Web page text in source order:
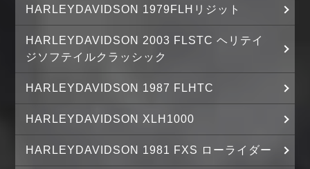
HARLEYDAVIDSON 1979FLHリジット
HARLEYDAVIDSON 2003 FLSTC ヘリテイ
ジソフテイルクラッシック
HARLEYDAVIDSON 1987 FLHTC
HARLEYDAVIDSON XLH1000
HARLEYDAVIDSON 1981 FXS ローライダー